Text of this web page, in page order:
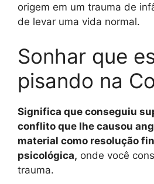
origem em um trauma de
de levar uma vida normal.
Sonhar que
pisando na
Significa que conseguiu
conflito que lhe causou
material como resolução
psicológica, onde você
trauma.